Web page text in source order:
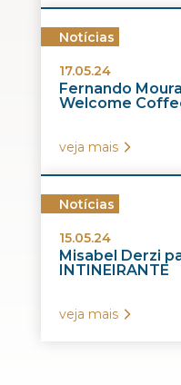
Notícias
17.05.24
Fernando
Welcome
veja mais
Notícias
15.05.24
Misabel Derzi
INTINEIRANTE
veja mais